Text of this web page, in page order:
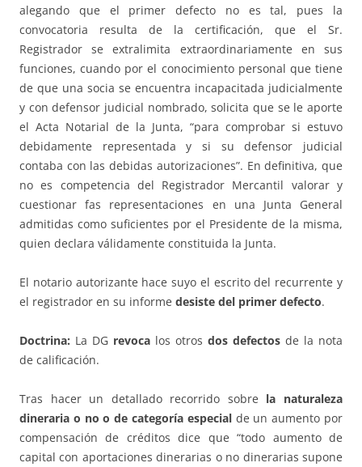
alegando que el primer defecto no es tal, pues la
convocatoria resulta de la certificación, que el Sr.
Registrador se extralimita extraordinariamente en sus
funciones, cuando por el conocimiento personal que tiene
de que una socia se encuentra incapacitada judicialmente
y con defensor judicial nombrado, solicita que se le aporte
el Acta Notarial de la Junta, “para comprobar si estuvo
debidamente representada y si su defensor judicial
contaba con las debidas autorizaciones”. En definitiva, que
no es competencia del Registrador Mercantil valorar y
cuestionar fas representaciones en una Junta General
admitidas como suficientes por el Presidente de la misma,
quien declara válidamente constituida la Junta.
El notario autorizante hace suyo el escrito del recurrente y
el registrador en su informe desiste del primer defecto.
Doctrina: La DG revoca los otros dos defectos de la nota
de calificación.
Tras hacer un detallado recorrido sobre la naturaleza
dineraria o no o de categoría especialde un aumento por
compensación de créditos dice que “todo aumento de
capital con aportaciones dinerarias o no dinerarias supone